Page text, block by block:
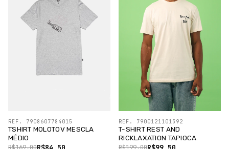
TSHIRT MOLOTOV MESCLA
MÉDIO
REF. 7908607784015
T-SHIRT REST AND
RICKLAXATION TAPIOCA
REF. 7900121101392